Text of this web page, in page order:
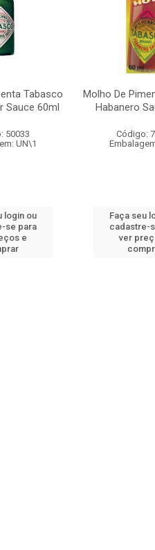
Tabasco
Sauce 60ml
50033
UN\1
login ou
se para
e
Molho De
Habanero
Código:
Faça seu
cadastre-
ver